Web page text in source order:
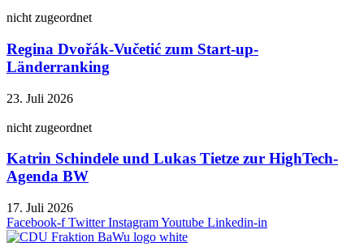
nicht zugeordnet
Regina Dvořák-Vučetić zum Start-up-
Länderranking
23. Juli 2026
nicht zugeordnet
Katrin Schindele und Lukas Tietze zur HighTech-
Agenda BW
17. Juli 2026
Facebook-f Twitter InstagramYoutube Linkedin-in